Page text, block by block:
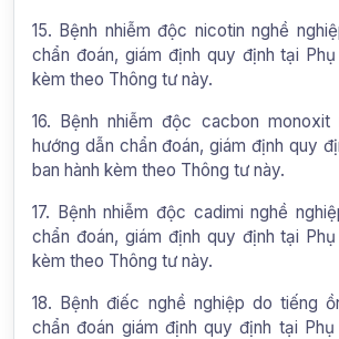
15. Bệnh nhiễm độc nicotin nghề
chẩn đoán, giám định quy định tại Phụ
kèm theo Thông tư này.
16. Bệnh nhiễm độc cacbon monoxit
hướng dẫn chẩn đoán, giám định quy
ban hành kèm theo Thông tư này.
17. Bệnh nhiễm độc cadimi nghề
chẩn đoán, giám định quy định tại Phụ
kèm theo Thông tư này.
18. Bệnh điếc nghề nghiệp do tiếng
chẩn đoán giám định quy định tại Phụ